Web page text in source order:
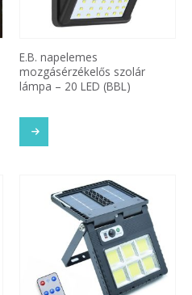
E.B. napelemes
mozgásérzékelős szolár
lámpa – 20 LED (BBL)